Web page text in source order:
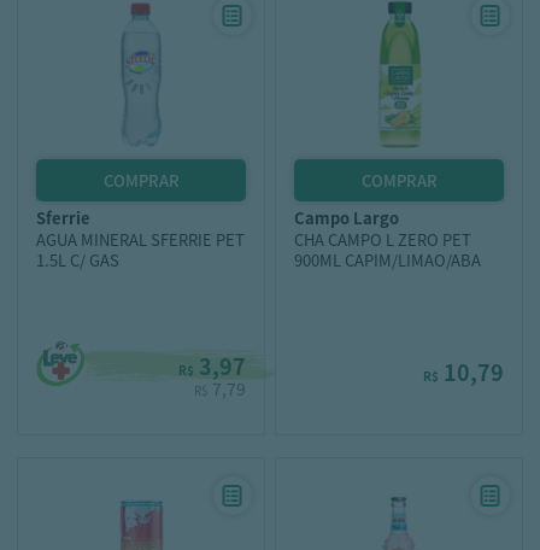
sferrie
AGUA MINERAL SFERRIE PET
1.5L C/ GAS
R$ 3,97
R$ 7,79
campo largo
CHA CAMPO L ZERO PET
900ML CAPIM/LIMAO/ABA
R$ 10,79